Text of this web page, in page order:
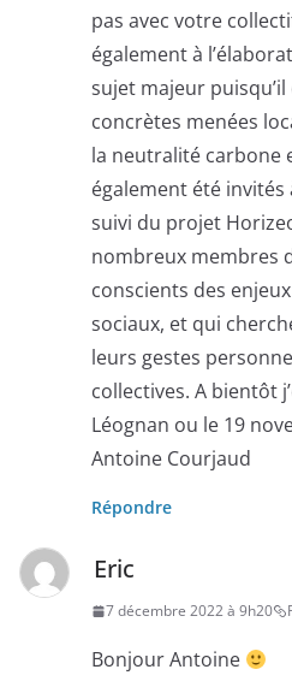
pas avec votre
également à
sujet majeur
concrètes menées
la neutralité carbone
également été
suivi du projet
nombreux membres
conscients des
sociaux, et qui
leurs gestes
collectives. A bientôt
Léognan ou le 19
Antoine Courjaud
Répondre
Eric
7 décembre 2022 à 9h20
Bonjour Antoine